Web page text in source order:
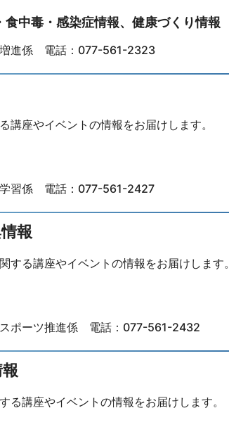
食中毒・感染症情報、健康づくり情報
進係 電話：077-561-2323
講座やイベントの情報をお届けします。
習係 電話：077-561-2427
報
する講座やイベントの情報をお届けします。
ポーツ推進係 電話：077-561-2432
る講座やイベントの情報をお届けします。